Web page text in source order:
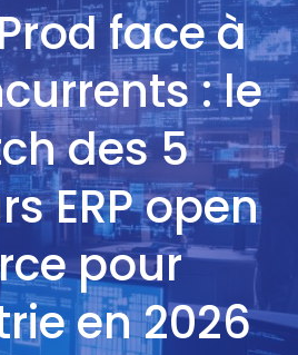
face à
: le
des 5
ERP open
pour
en 2026